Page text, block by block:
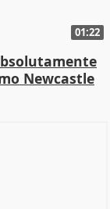
01:22
Newcastle